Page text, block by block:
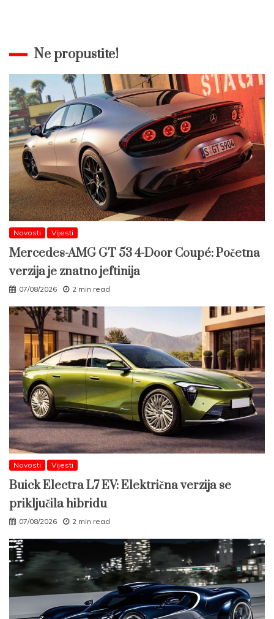
Ne propustite!
Novosti Vijesti
Mercedes-AMG GT 53 4-Door Coupé: Početna
verzija je znatno jeftinija
07/08/2026 2 min read
Novosti Vijesti
Buick Electra L7 EV: Električna verzija se
priključila hibridu
07/08/2026 2 min read